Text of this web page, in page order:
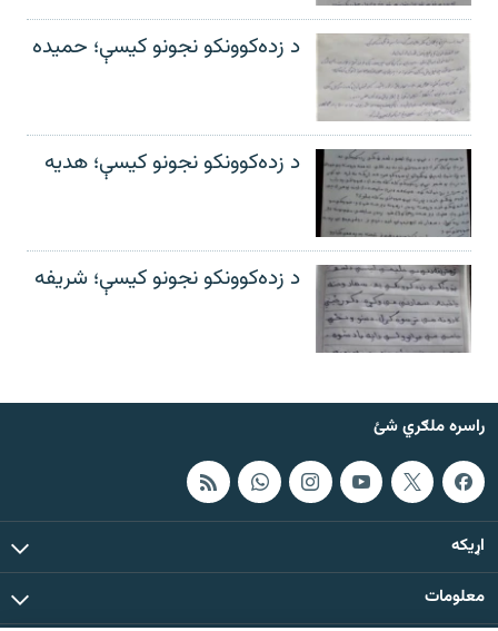
د زده‌کوونکو نجونو کیسې؛ حمیده
د زده‌کوونکو نجونو کیسې؛ هدیه
د زده‌کوونکو نجونو کیسې؛ شریفه
راسره ملګري شئ
اړيکه
معلومات